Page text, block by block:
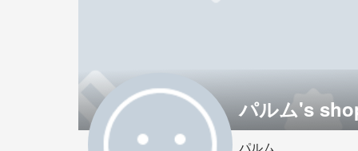
パルム's
パルム